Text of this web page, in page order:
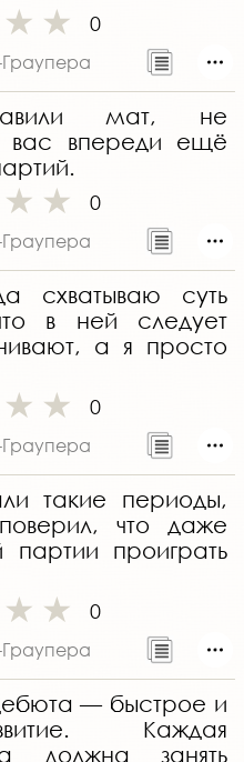
0
мат, не
вас впереди ещё
0
схватываю суть
в ней следует
а я просто
0
такие периоды,
что даже
партии проиграть
0
— быстрое и
Каждая
должна занять